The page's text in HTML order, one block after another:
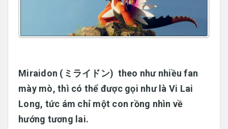
Miraidon (ミライドン) theo như nhiều fan
mày mò, thì có thể được gọi như là Vi Lai
Long, tức ám chỉ một con rồng nhìn về
hướng tương lai.